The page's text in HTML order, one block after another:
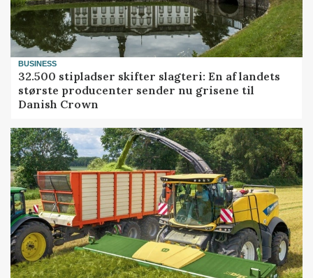
BUSINESS
32.500 stipladser skifter slagteri: En af landets
største producenter sender nu grisene til
Danish Crown